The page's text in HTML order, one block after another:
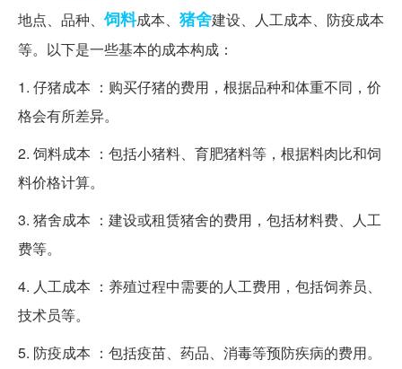
地点、品种、饲料成本、 猪舍建设、人工成本、防疫成本
等。以下是一些基本的成本构成：
1. 仔猪成本 ：购买仔猪的费用，根据品种和体重不同，价
格会有所差异。
2. 饲料成本 ：包括小猪料、育肥猪料等，根据料肉比和饲
料价格计算。
3. 猪舍成本 ：建设或租赁猪舍的费用，包括材料费、人工
费等。
4. 人工成本 ：养殖过程中需要的人工费用，包括饲养员、
技术员等。
5. 防疫成本 ：包括疫苗、药品、消毒等预防疾病的费用。